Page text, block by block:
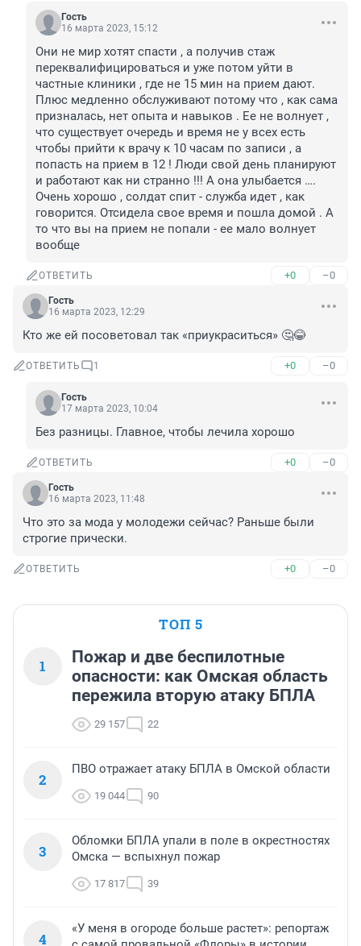
Гость
16 марта 2023, 15:12
Они не мир хотят спасти , а получив стаж
переквалифицироваться и уже потом уйти в
частные клиники , где не 15 мин на прием дают.
Плюс медленно обслуживают потому что , как сама
призналась, нет опыта и навыков . Ее не волнует ,
что существует очередь и время не у всех есть
чтобы прийти к врачу к 10 часам по записи , а
попасть на прием в 12 ! Люди свой день планируют
и работают как ни странно !!! А она улыбается ….
Очень хорошо , солдат спит - служба идет , как
говорится. Отсидела свое время и пошла домой . А
то что вы на прием не попали - ее мало волнует
вообще
ОТВЕТИТЬ +0 –0
Гость
16 марта 2023, 12:29
Кто же ей посоветовал так «приукраситься» 🤔😂
ОТВЕТИТЬ 1 +0 –0
Гость
17 марта 2023, 10:04
Без разницы. Главное, чтобы лечила хорошо
ОТВЕТИТЬ +0 –0
Гость
16 марта 2023, 11:48
Что это за мода у молодежи сейчас? Раньше были
строгие прически.
ОТВЕТИТЬ +0 –0
ТОП 5
1
Пожар и две беспилотные
опасности: как Омская область
пережила вторую атаку БПЛА
29 157 22
2
ПВО отражает атаку БПЛА в Омской области
19 044 90
3
Обломки БПЛА упали в поле в окрестностях
Омска — вспыхнул пожар
17 817 39
4
«У меня в огороде больше растет»: репортаж